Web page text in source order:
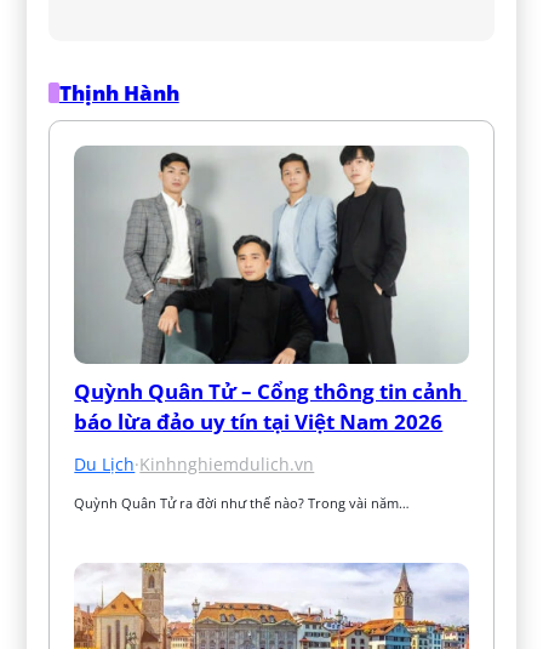
Thịnh Hành
Quỳnh Quân Tử – Cổng thông tin cảnh
báo lừa đảo uy tín tại Việt Nam 2026
Du Lịch·Kinhnghiemdulich.vn
Quỳnh Quân Tử ra đời như thế nào? Trong vài năm…